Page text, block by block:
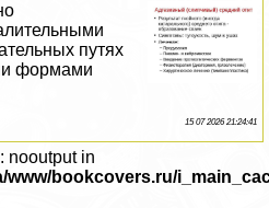
путях
формами
15 07 2026 21:24:41
nooutput in
www/bookcovers.ru/